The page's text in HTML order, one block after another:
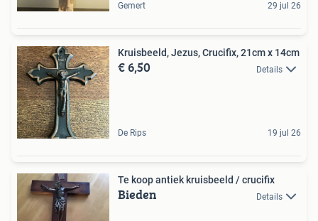
Gemert 29 jul 26
Kruisbeeld, Jezus, Crucifix, 21cm x 14cm
€ 6,50 Details
De Rips 19 jul 26
Te koop antiek kruisbeeld / crucifix
Bieden Details